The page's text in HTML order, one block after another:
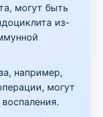
могут быть
из-
например,
могут